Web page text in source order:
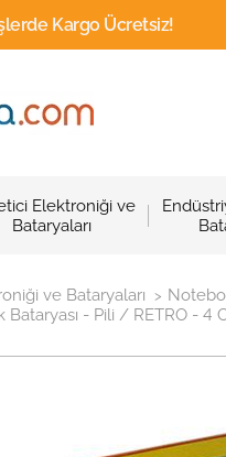
Kargo Ücretsiz!
Elektroniği ve
Bataryaları
ve Bataryaları >
- Pili / RETRO - 4